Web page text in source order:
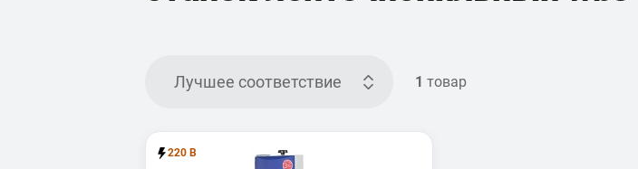
Лучшее соответствие 1 товар
220 В